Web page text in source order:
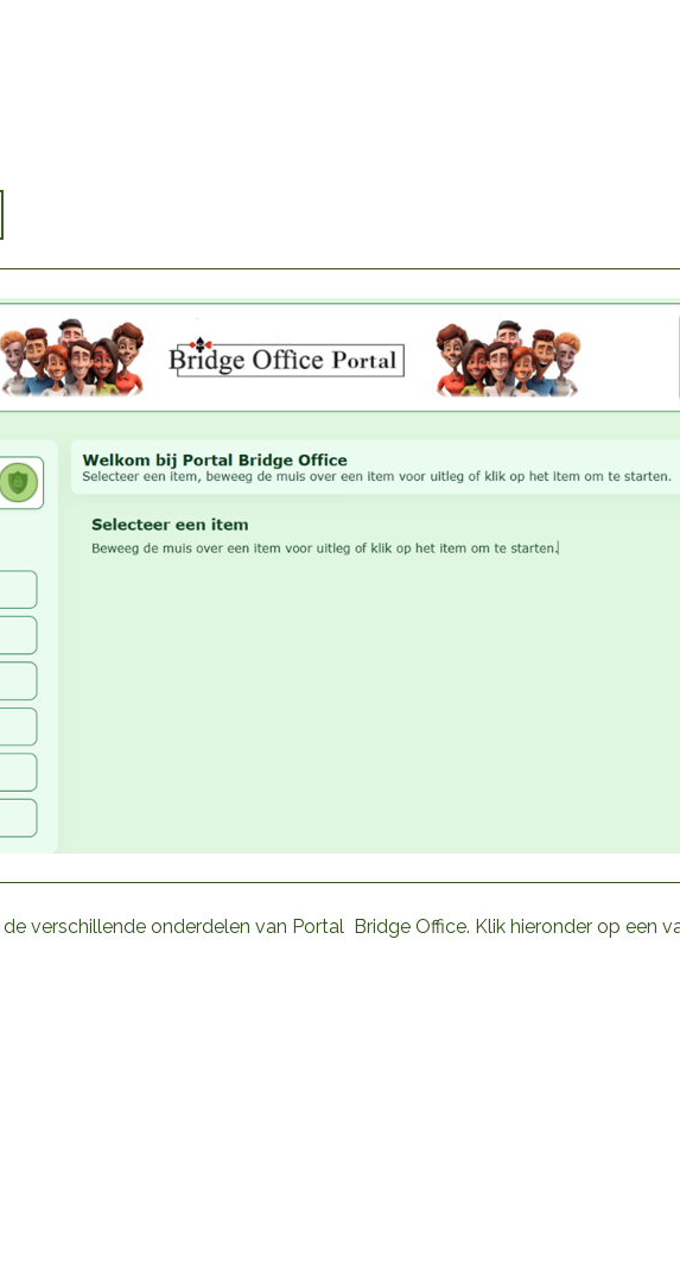
verschillende onderdelen van Portal Bridge Office. Klik hieronder op een